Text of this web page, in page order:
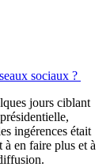
sociaux ?
jours ciblant
ingérences était
en faire plus et à